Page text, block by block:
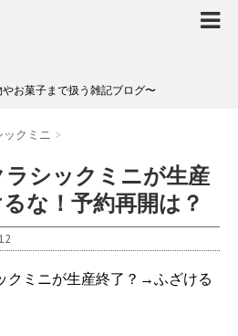
お菓子まで扱う雑記ブログ〜
クミニ >
シックミニが生産
な！予約再開は？